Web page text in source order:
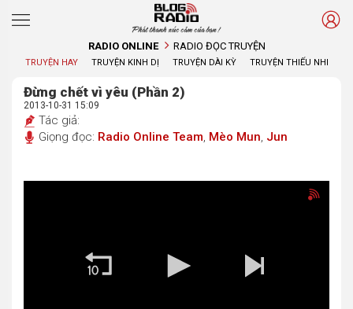
Phát thanh xúc cảm của bạn !
RADIO ONLINE RADIO ĐỌC TRUYỆN
TRUYỆN HAY TRUYỆN KINH DỊ TRUYỆN DÀI KỲ TRUYỆN THIẾU NHI
Đừng chết vì yêu (Phần 2)
2013-10-31 15:09
Tác giả:
Giọng đọc: Radio Online Team, Mèo Mun, Jun